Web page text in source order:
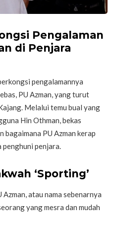
Pengalaman
di Penjara
pengalamannya
PU Azman, yang turut
Melalui temu bual yang
Hin Othman, bekas
bagaimana PU Azman kerap
penjara.
‘Sporting’
atau nama sebenarnya
yang mesra dan mudah